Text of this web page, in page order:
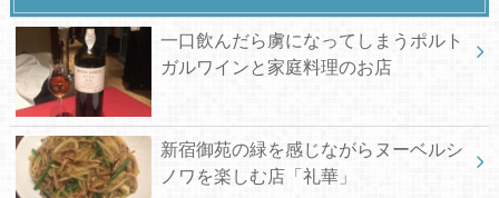
一口飲んだら虜になってしまうポルト
ガルワインと家庭料理のお店
新宿御苑の緑を感じながらヌーベルシ
ノワを楽しむ店「礼華」